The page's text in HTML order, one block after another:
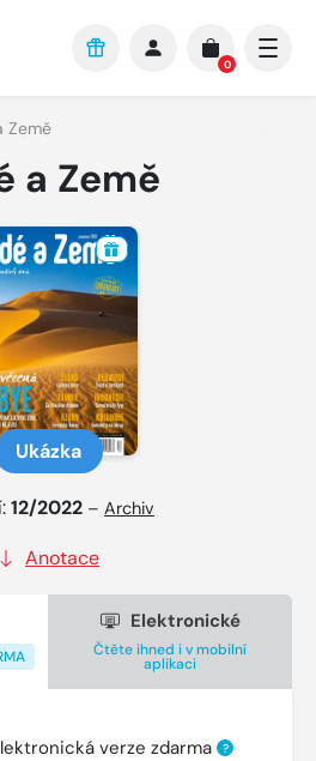
0
Země
a Země
Ukázka
12/2022 – Archiv
Anotace
Elektronické
Čtěte ihned i v mobilní
aplikaci
verze zdarma ?